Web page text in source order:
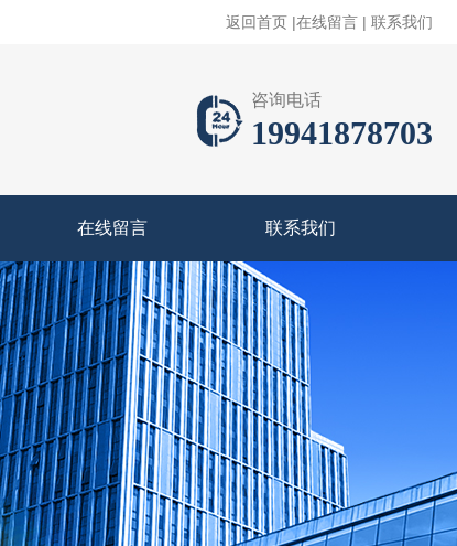
返回首页 |在线留言 | 联系我们
咨询电话
19941878703
在线留言 联系我们